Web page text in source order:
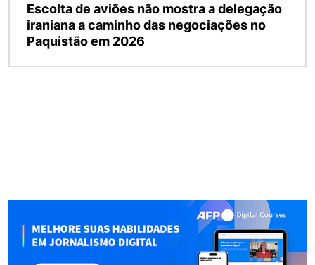
Escolta de aviões não mostra a delegação
iraniana a caminho das negociações no
Paquistão em 2026